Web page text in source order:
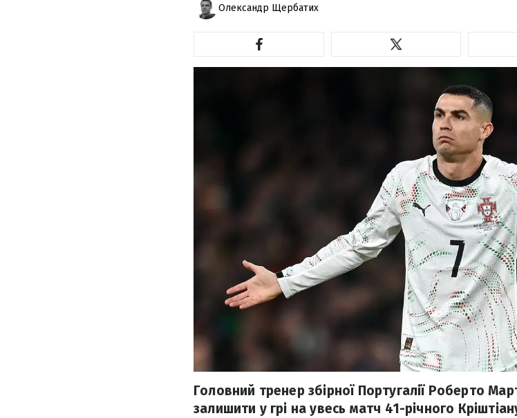
Олександр Щербатих
Головний тренер збірної Португалії Роберто
залишити у грі на увесь матч 41-річного